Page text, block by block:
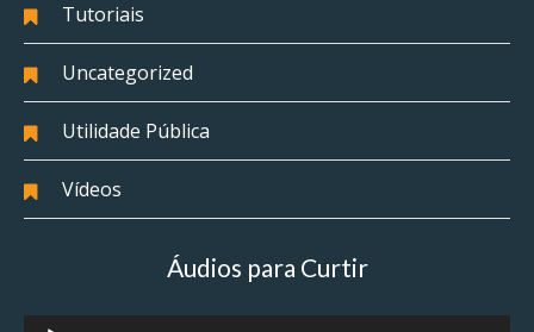
Tutoriais
Uncategorized
Utilidade Pública
Vídeos
Áudios para Curtir